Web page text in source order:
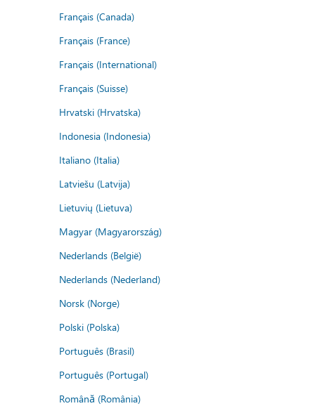
Français (Canada)
Français (France)
Français (International)
Français (Suisse)
Hrvatski (Hrvatska)
Indonesia (Indonesia)
Italiano (Italia)
Latviešu (Latvija)
Lietuvių (Lietuva)
Magyar (Magyarország)
Nederlands (België)
Nederlands (Nederland)
Norsk (Norge)
Polski (Polska)
Português (Brasil)
Português (Portugal)
Română (România)